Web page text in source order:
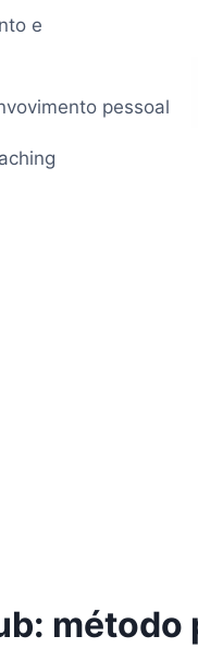
e
pessoal